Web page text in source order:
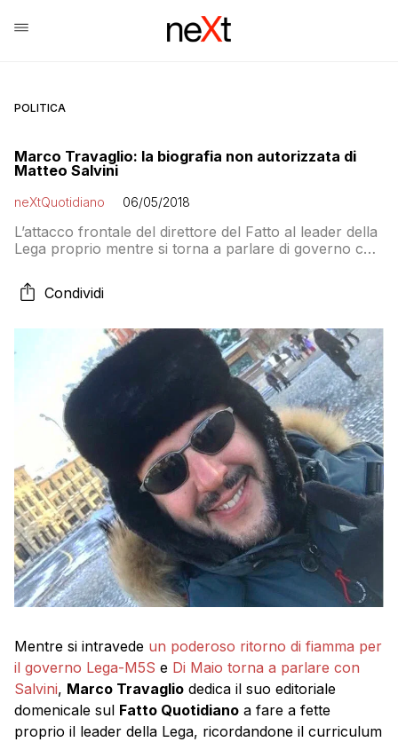
POLITICA
Marco Travaglio: la biografia non autorizzata di
Matteo Salvini
neXtQuotidiano 06/05/2018
L’attacco frontale del direttore del Fatto al leader della
Lega proprio mentre si torna a parlare di governo con
Condividi
Mentre si intravede un poderoso ritorno di fiamma per
il governo Lega-M5S e Di Maio torna a parlare con
Salvini, Marco Travaglio dedica il suo editoriale
domenicale sul Fatto Quotidiano a fare a fette
proprio il leader della Lega, ricordandone il curriculum